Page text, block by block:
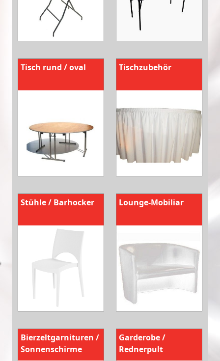
Tisch rund / oval Tischzubehör
Stühle / Barhocker Lounge-Mobiliar
Bierzeltgarnituren /
Sonnenschirme
Garderobe /
Rednerpult